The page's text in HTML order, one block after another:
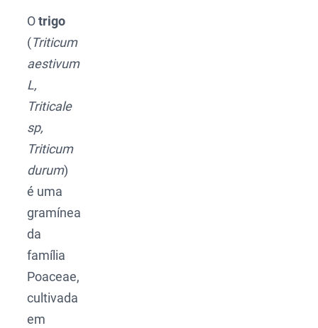
Otrigo
(Triticum
aestivum
L,
Triticale
sp,
Triticum
durum)
é uma
gramínea
da
família
Poaceae,
cultivada
em